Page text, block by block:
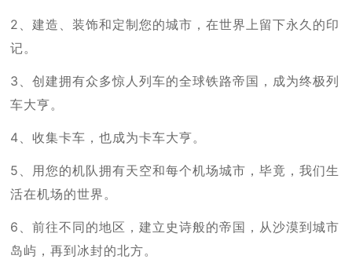
2、建造、装饰和定制您的城市，在世界上留下永久的印
记。
3、创建拥有众多惊人列车的全球铁路帝国，成为终极列
车大亨。
4、收集卡车，也成为卡车大亨。
5、用您的机队拥有天空和每个机场城市，毕竟，我们生
活在机场的世界。
6、前往不同的地区，建立史诗般的帝国，从沙漠到城市
岛屿，再到冰封的北方。